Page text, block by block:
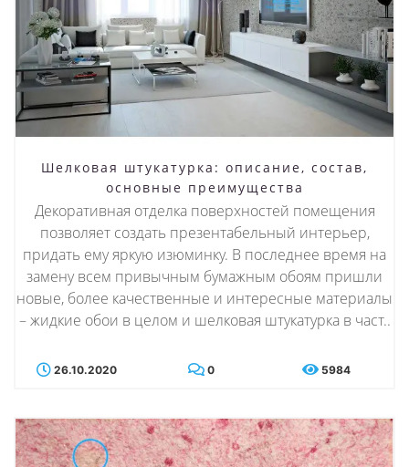
Шелковая штукатурка: описание, состав,
основные преимущества
Декоративная отделка поверхностей помещения
позволяет создать презентабельный интерьер,
придать ему яркую изюминку. В последнее время на
замену всем привычным бумажным обоям пришли
новые, более качественные и интересные материалы
– жидкие обои в целом и шелковая штукатурка в част..
26.10.2020 0 5984